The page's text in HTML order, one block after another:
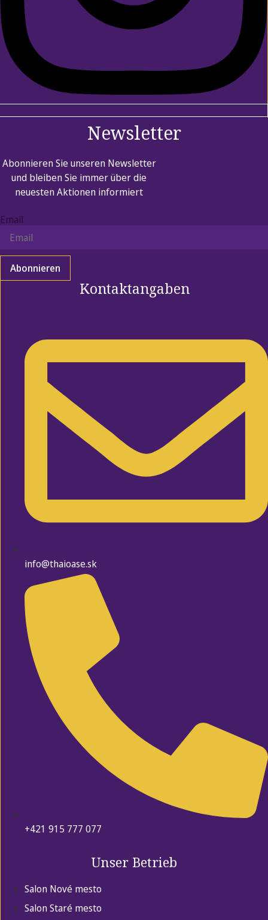
Newsletter
Abonnieren Sie unseren Newsletter
und bleiben Sie immer über die
neuesten Aktionen informiert
Email
Abonnieren
Kontaktangaben
info@thaioase.sk
+421 915 777 077
Unser Betrieb
Salon Nové mesto
Salon Staré mesto